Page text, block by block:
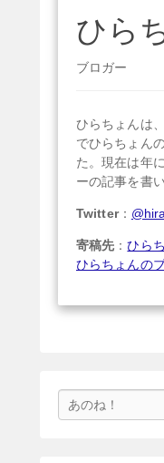
ひら
ブロガー
ひらちょんは
でひらちょん
た。現在は年
ーの記事を書
Twitter：
寄稿先 ：ひら
ひらちょんの
索